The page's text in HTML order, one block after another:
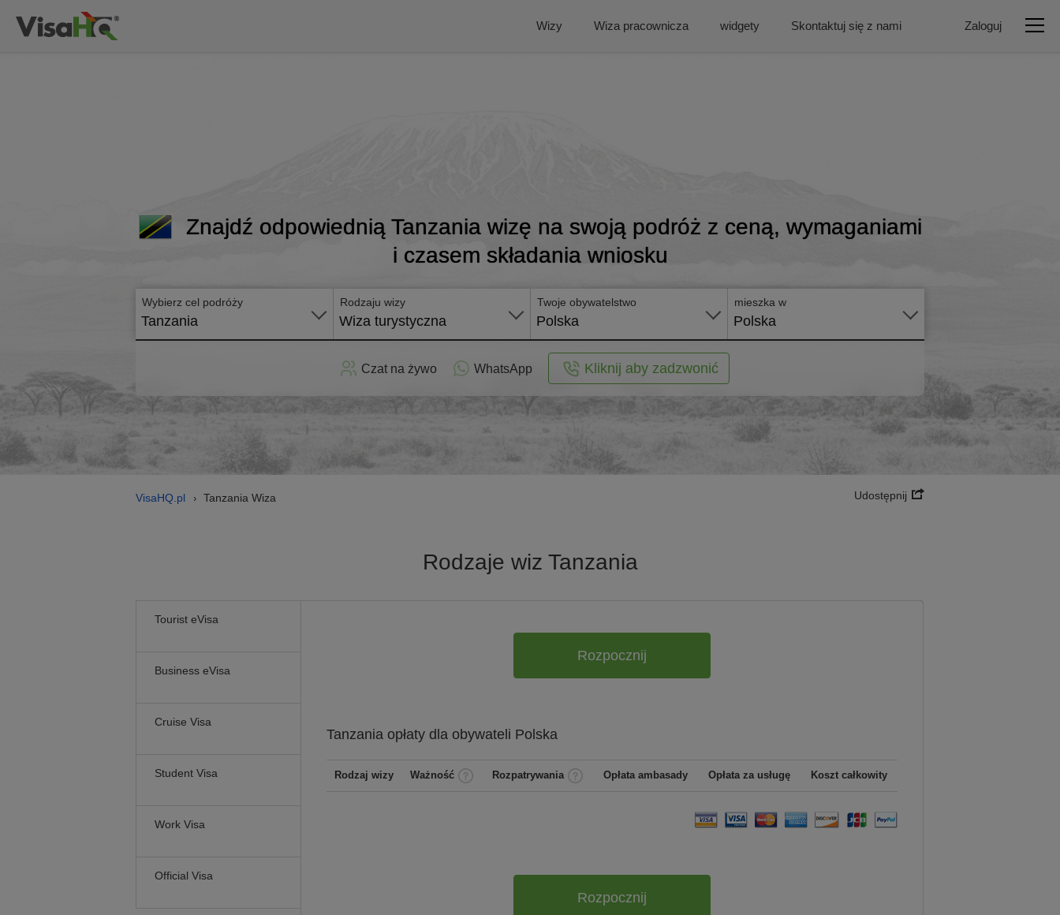
Wizy Wiza pracownicza widgety Skontaktuj się z nami Zaloguj
Znajdź odpowiednią Tanzania wizę na swoją podróż z ceną, wymaganiami
i czasem składania wniosku
Wybierz cel podróży
Tanzania
Rodzaju wizy
Wiza turystyczna
Twoje obywatelstwo
Polska
mieszka w
Polska
Złóż
Czat na żywo WhatsApp Kliknij aby zadzwonić
VisaHQ.pl › Tanzania Wiza Udostępnij
Rodzaje wiz Tanzania
Tourist eVisa
Business eVisa
Cruise Visa
Student Visa
Work Visa
Official Visa
Rozpocznij
Tanzania opłaty dla obywateli Polska
Rodzaj wizy Ważność Rozpatrywania Opłata ambasady Opłata za usługę Koszt całkowity
Rozpocznij